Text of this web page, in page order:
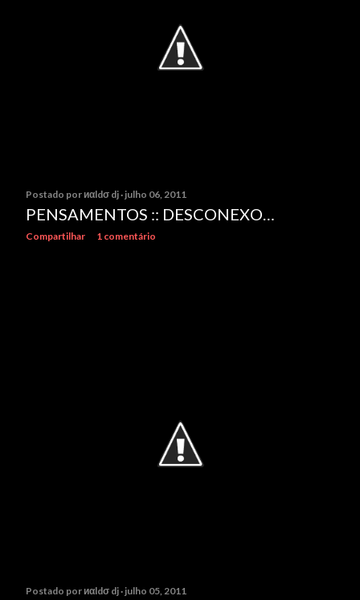
Postado por иαldσ dj julho 06, 2011
PENSAMENTOS :: DESCONEXO…
Compartilhar 1 comentário
Postado por иαldσ dj julho 05, 2011